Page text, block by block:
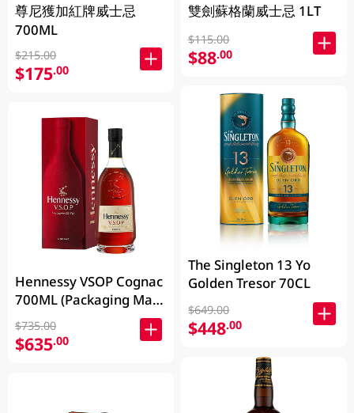
尊尼獲加紅牌威士忌
700ML
$215.00
$175.00
Hennessy VSOP Cognac
700ML (Packaging May
Vary )
$735.00
$635.00
雙劍蘇格蘭威士忌 1LT
$115.00
$88.00
The Singleton 13 Yo
Golden Tresor 70CL
$649.00
$448.00